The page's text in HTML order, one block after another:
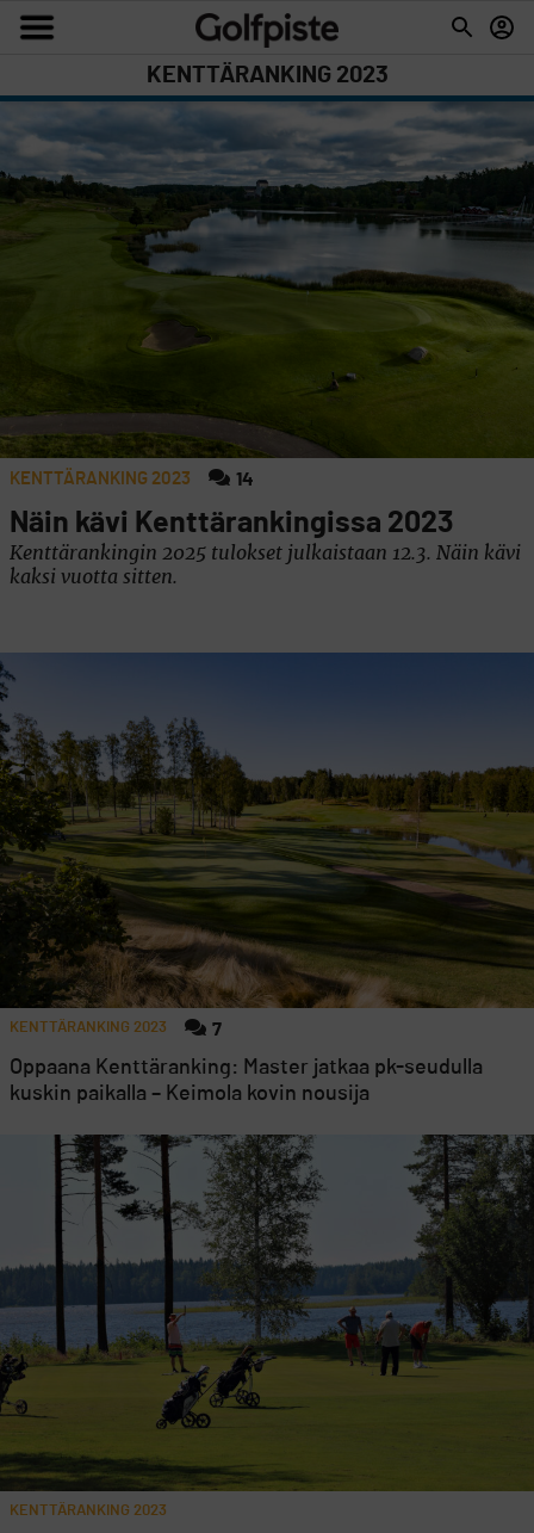
KENTTÄRANKING 2023
KENTTÄRANKING 2023 14
Näin kävi Kenttärankingissa 2023
Kenttärankingin 2025 tulokset julkaistaan 12.3. Näin kävi
kaksi vuotta sitten.
KENTTÄRANKING 2023 7
Oppaana Kenttäranking: Master jatkaa pk-seudulla
kuskin paikalla – Keimola kovin nousija
KENTTÄRANKING 2023